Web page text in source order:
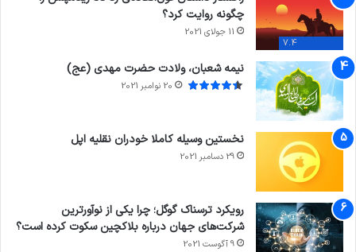
7.4
چگونه روایت کرد؟
11 جولای 2021
نیمه شعبان، ولادت حضرت مهدی (عج)
20 نوامبر 2021
نخستین وسیله کاملا خودران نقلیه اپل
29 دسامبر 2021
رویکرد ترسناک گوگل؛ چرا یکی از نوآورترین
شرکت‌های جهان درباره بلاکچین سکوت کرده است؟
9 آگوست 2021